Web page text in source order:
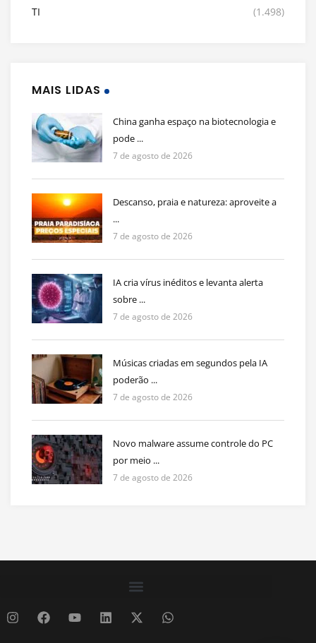
TI
(1.498)
MAIS LIDAS
China ganha espaço na biotecnologia e
pode ...
7 de agosto de 2026
Descanso, praia e natureza: aproveite a
...
7 de agosto de 2026
IA cria vírus inéditos e levanta alerta
sobre ...
7 de agosto de 2026
Músicas criadas em segundos pela IA
poderão ...
7 de agosto de 2026
Novo malware assume controle do PC
por meio ...
7 de agosto de 2026